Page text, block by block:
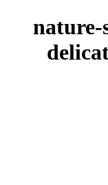
nature-